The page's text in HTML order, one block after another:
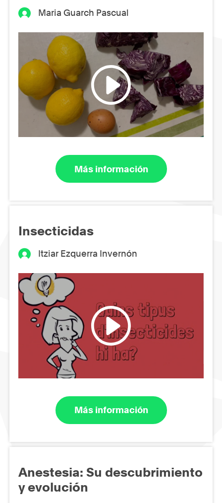
Maria Guarch Pascual
Más información
Insecticidas
Itziar Ezquerra Invernón
Más información
Anestesia: Su descubrimiento
y evolución